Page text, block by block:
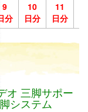
9
分
10
日分
11
日分
オ 三脚サポー
システム